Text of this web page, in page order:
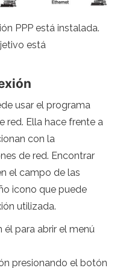
PPP está instalada.
está
usar el programa
red. Ella hace frente a
con la
de red. Encontrar
el campo de las
icono que puede
utilizada.
él para abrir el menú
presionando el botón